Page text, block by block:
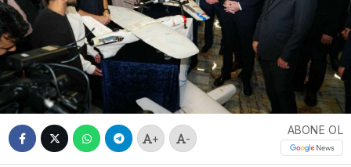
+ -
ABONE OL